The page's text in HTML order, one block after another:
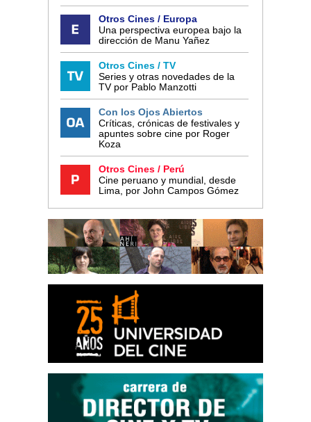
Otros Cines / Europa
Una perspectiva europea bajo la
dirección de Manu Yañez
Otros Cines / TV
Series y otras novedades de la
TV por Pablo Manzotti
Con los Ojos Abiertos
Críticas, crónicas de festivales y
apuntes sobre cine por Roger
Koza
Otros Cines / Perú
Cine peruano y mundial, desde
Lima, por John Campos Gómez